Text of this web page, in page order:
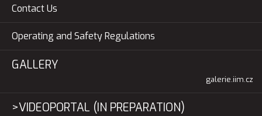
Contact Us
Operating and Safety Regulations
GALLERY
galerie.iim.cz
>VIDEOPORTAL (IN PREPARATION)